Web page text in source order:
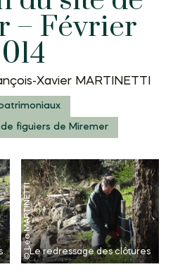
– Février
Xavier MARTINETTI
figuiers de Miremer
Le redressage des clôtures